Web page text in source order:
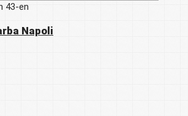
43-en
Napoli